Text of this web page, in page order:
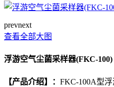
prevnext
查看全部大图
浮游空气尘菌采样器(FKC-100)
【产品介绍】： FKC-100A型